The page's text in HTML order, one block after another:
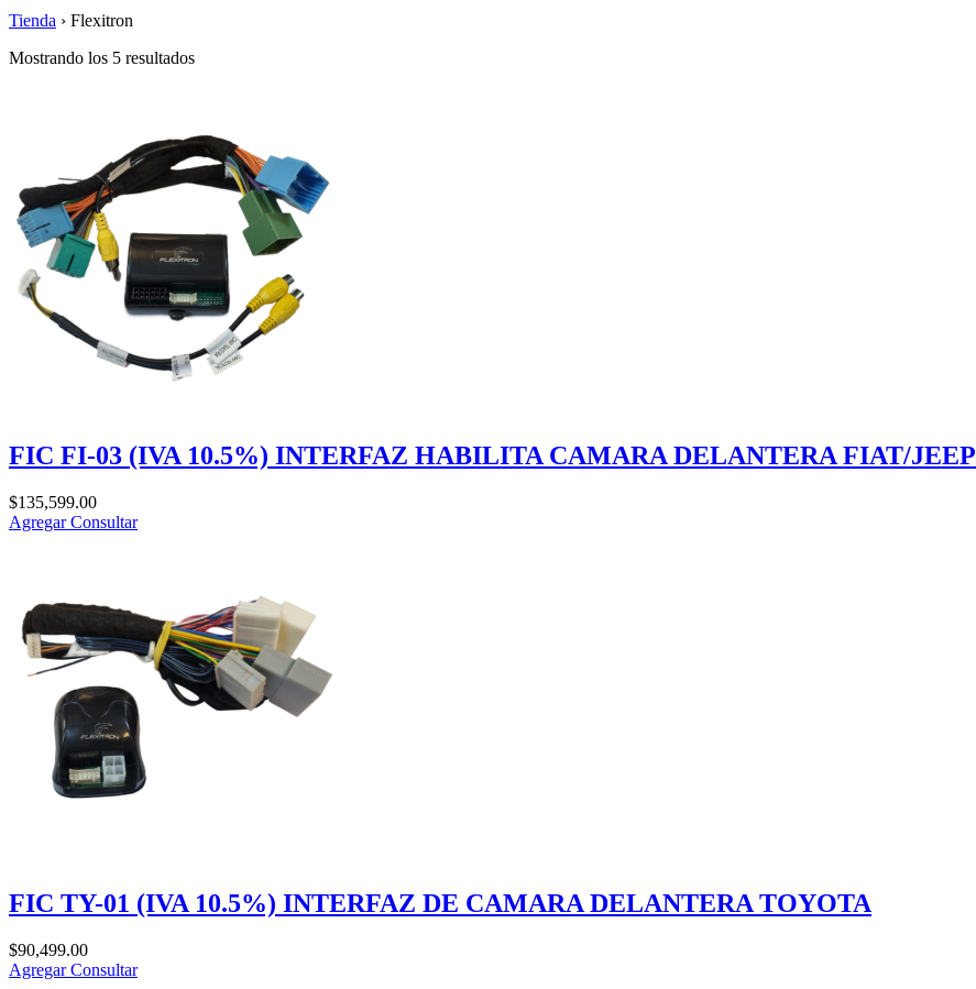
Tienda › Flexitron
Mostrando los 5 resultados
FIC FI-03 (IVA 10.5%) INTERFAZ HABILITA CAMARA DELANTERA FIAT/JEEP
$135,599.00
AgregarConsultar
FIC TY-01 (IVA 10.5%) INTERFAZ DE CAMARA DELANTERA TOYOTA
$90,499.00
AgregarConsultar